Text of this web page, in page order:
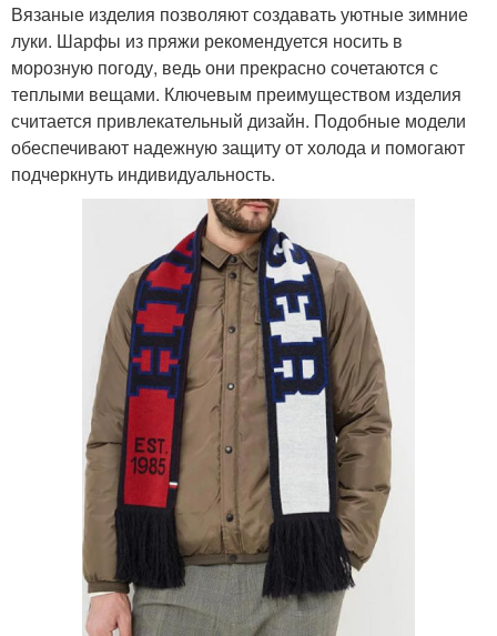
Вязаные изделия позволяют создавать уютные зимние
луки. Шарфы из пряжи рекомендуется носить в
морозную погоду, ведь они прекрасно сочетаются с
теплыми вещами. Ключевым преимуществом изделия
считается привлекательный дизайн. Подобные модели
обеспечивают надежную защиту от холода и помогают
подчеркнуть индивидуальность.